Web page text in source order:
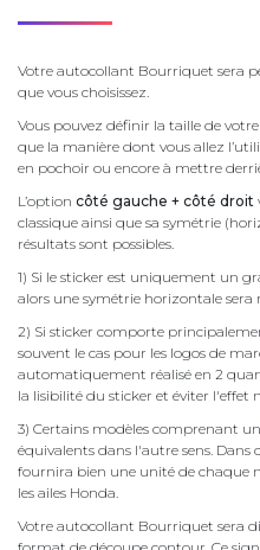
Votre autocollant Bourriquet sera
que vous choisissez.
Vous pouvez définir la taille de
que la manière dont vous allez
en pochoir ou encore à mettre
L’option côté gauche + côté droit
classique ainsi que sa symétrie
résultats sont possibles.
1) Si le sticker est uniquement un
alors une symétrie horizontale sera
2) Si sticker comporte
souvent le cas pour les logos de
automatiquement réalisé en 2
la lisibilité du sticker et éviter l'effet
3) Certains modèles comprenant
équivalents dans l'autre sens.
fournira bien une unité de chaque
les ailes Honda.
Votre autocollant Bourriquet sera